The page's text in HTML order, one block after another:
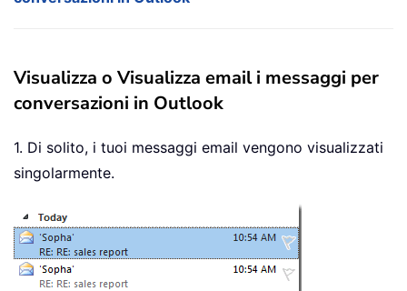
Visualizza o Visualizza email i messaggi per
conversazioni in Outlook
1. Di solito, i tuoi messaggi email vengono visualizzati
singolarmente.